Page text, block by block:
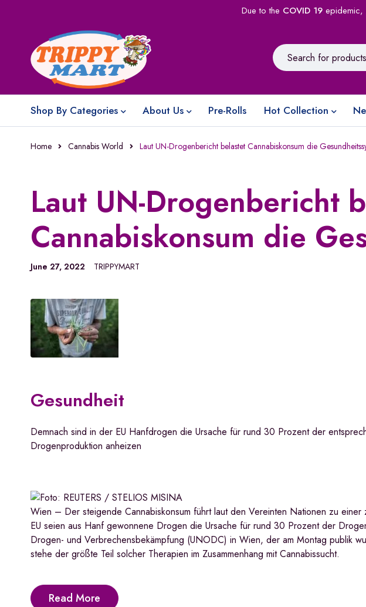
Due to the COVID 19epidemic,
Shop By Categories About Us Pre-Rolls Hot Collection
Home Cannabis World Laut UN-Drogenbericht belastet Cannabiskonsum die
Laut UN-Drogenbericht
Cannabiskonsum die
June 27, 2022 TRIPPYMART
Gesundheit
Demnach sind in der EU Hanfdrogen die Ursache für rund 30 Prozent der
Drogenproduktion anheizen
Wien – Der steigende Cannabiskonsum führt laut den Vereinten Nationen zu
EU seien aus Hanf gewonnene Drogen die Ursache für rund 30 Prozent der
Drogen- und Verbrechensbekämpfung (UNODC) in Wien, der am Montag publik
stehe der größte Teil solcher Therapien im Zusammenhang mit Cannabissucht.
Read More